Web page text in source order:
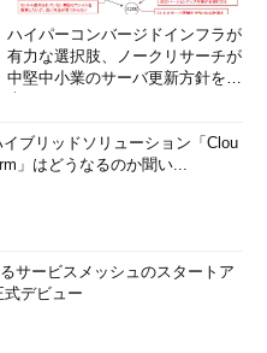
ハイパーコンバージドインフラが
有力な選択肢、ノークリサーチが
中堅中小業のサーバ更新方針を調
ブリッドソリューション「Clou
」はどうなるのか聞い...
サービスメッシュのスタートア
式デビュー